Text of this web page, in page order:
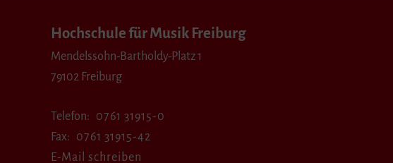
Hochschule für Musik Freiburg
Mendelssohn-Bartholdy-Platz 1
79102 Freiburg
Telefon
0761 31915-0
Fax
0761 31915-42
E-Mail schreiben